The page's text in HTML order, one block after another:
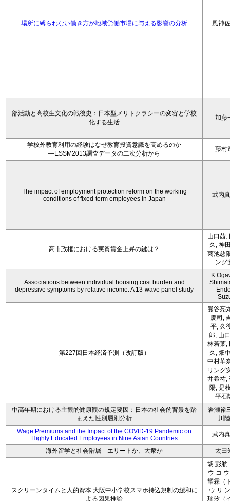
場所に縛られない働き方が地域労働市場に与える影響の分析 風神
部活動と高校生文化の戦後史：日本型メリトクラシーの変容と学校
化する生活
加藤
学校外教育利用の経験はなぜ教育投資意識を高めるのか
―ESSM2013調査データの二次分析から
藤村
The impact of employment protection reform on the working
conditions of fixed-term employees in Japan
武内
高市政権における実質賃金上昇の鍵は？
山口茜,
久, 神
菊池慈
ング
Associations between individual housing cost burden and
depressive symptoms by relative income: A 13-wave panel study
K
第227回日本経済予測（改訂版）
熊谷亮
慶司,
平, 久
郎, 山
林若葉,
久, 畑
中村華
リング
井希祐,
陽, 是
平石
中高年期における主観的健康観の規定要因：日本の社会的背景を踏
まえた性別層別分析
岩瀬裕
川
Wage Premiums and the Impact of the COVID‑19 Pandemic on
Highly Educated Employees in Nine Asian Countries
武内
海外留学と社会階層―エリートか、大衆か 太田
スクリーンタイムと人的資本:大阪中小学校スマホ持込規制の緩和に
よる因果推論
胡 彭航
ウ コ
耀霖（
ウ リ
瑞汐（